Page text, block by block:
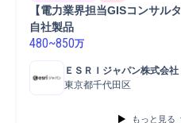
【電力業界担当GISコンサル
自社製品
480~850万
ＥＳＲＩジャパン株式会社
東京都千代田区
もっと見る